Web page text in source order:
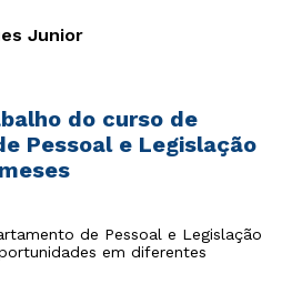
Junior
do curso de
Pessoal e Legislação
de Pessoal e Legislação
em diferentes